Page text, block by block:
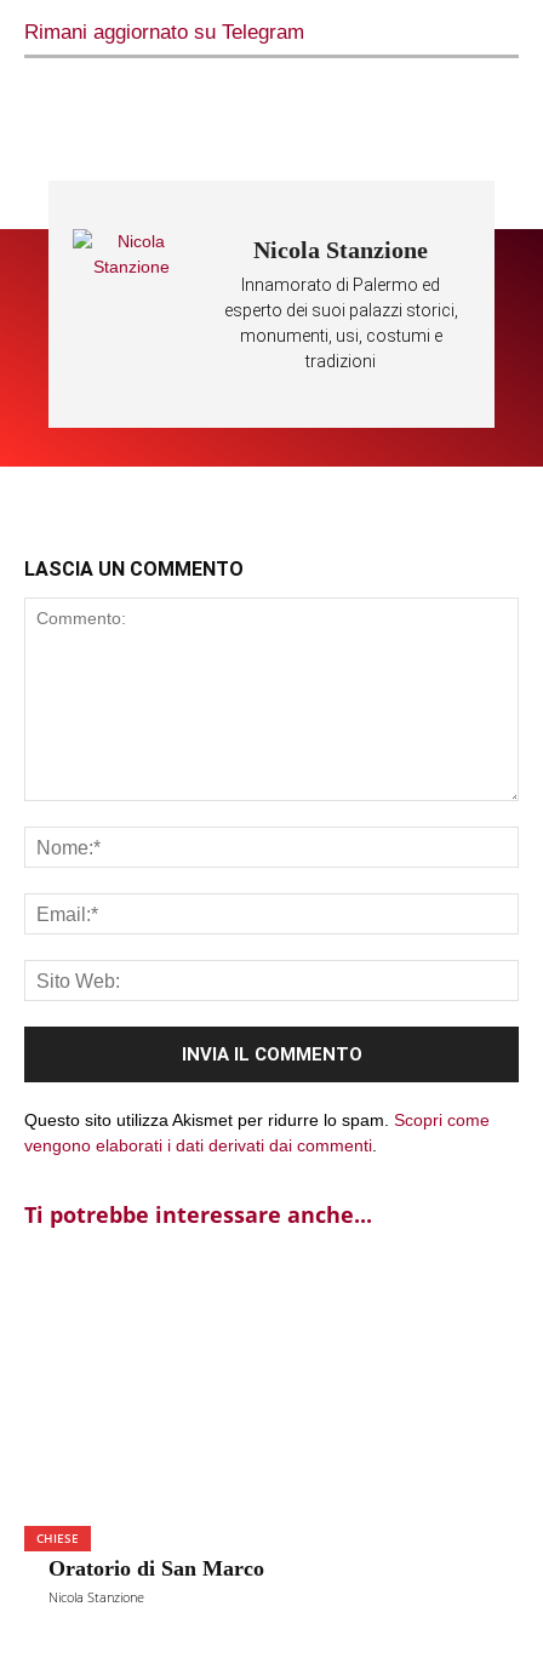
Rimani aggiornato su Telegram
Nicola Stanzione
Innamorato di Palermo ed
esperto dei suoi palazzi storici,
monumenti, usi, costumi e
tradizioni
LASCIA UN COMMENTO
Questo sito utilizza Akismet per ridurre lo spam. Scopri come
vengono elaborati i dati derivati dai commenti
Ti potrebbe interessare anche...
CHIESE
Oratorio di San Marco
Nicola Stanzione